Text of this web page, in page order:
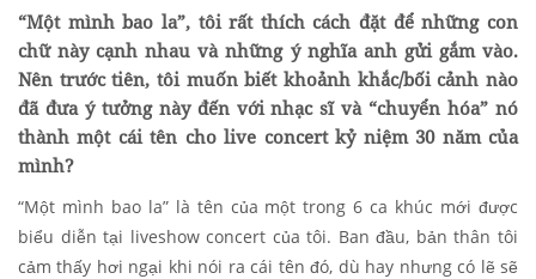
“Một mình bao la”, tôi rất thích cách đặt để những con
chữ này cạnh nhau và những ý nghĩa anh gửi gắm vào.
Nên trước tiên, tôi muốn biết khoảnh khắc/bối cảnh nào
đã đưa ý tưởng này đến với nhạc sĩ và “chuyển hóa” nó
thành một cái tên cho live concert kỷ niệm 30 năm của
mình?
“Một mình bao la” là tên của một trong 6 ca khúc mới được
biểu diễn tại liveshow concert của tôi. Ban đầu, bản thân tôi
cảm thấy hơi ngại khi nói ra cái tên đó, dù hay nhưng có lẽ sẽ